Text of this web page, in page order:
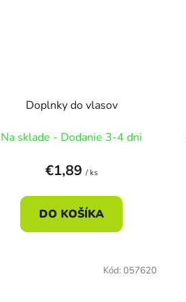
Doplnky do vlasov
Na sklade - Dodanie 3-4 dni
€1,89/ ks
DO KOŠÍKA
Kód: 057620